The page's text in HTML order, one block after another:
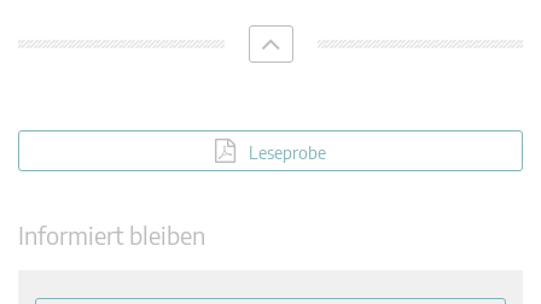
Leseprobe
Informiert bleiben